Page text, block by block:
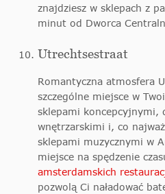
znajdziesz w sklepach z
minut od Dworca
Utrechtsestraat
Romantyczna atmosfera
szczególne miejsce w
sklepami koncepcyjnymi,
wnętrzarskimi i, co
sklepami muzycznymi w
miejsce na spędzenie
amsterdamskich
pozwolą Ci naładować